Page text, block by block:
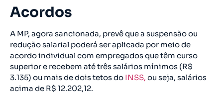
Acordos
A MP, agora sancionada, prevê que a suspensão ou
redução salarial poderá ser aplicada por meio de
acordo individual com empregados que têm curso
superior e recebem até três salários mínimos (R$
3.135) ou mais de dois tetos do INSS, ou seja, salários
acima de R$ 12.202,12.